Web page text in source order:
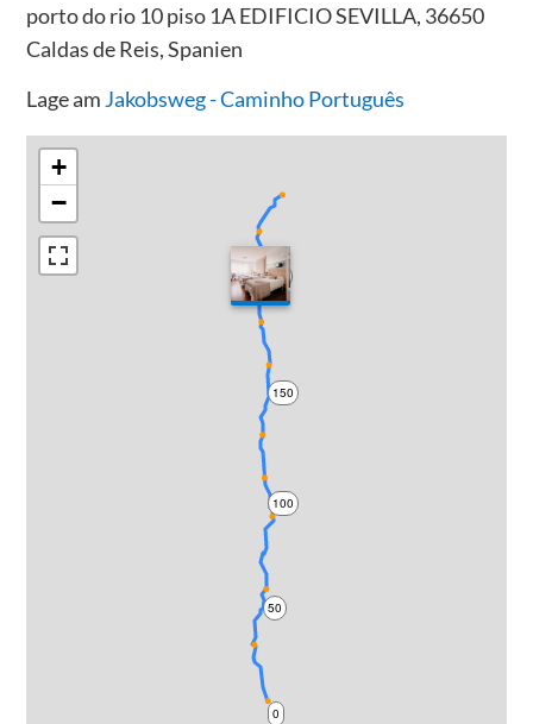
porto do rio 10 piso 1A EDIFICIO SEVILLA, 36650
Caldas de Reis, Spanien
Lage am Jakobsweg - Caminho Português
0
50
100
150
200
+
−